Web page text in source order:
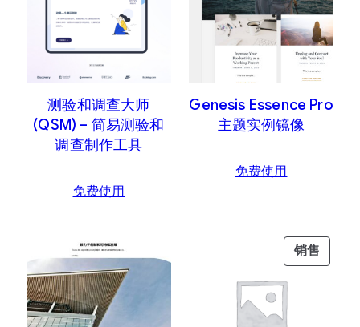
容
排
序
测验和调查大师
(QSM) – 简易测验和
调查制作工具
免费使用
Genesis Essence Pro
主题实例镜像
免费使用
销售